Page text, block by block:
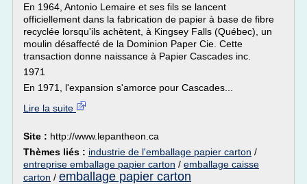
En 1964, Antonio Lemaire et ses fils se lancent
officiellement dans la fabrication de papier à base de fibre
recyclée lorsqu'ils achètent, à Kingsey Falls (Québec), un
moulin désaffecté de la Dominion Paper Cie. Cette
transaction donne naissance à Papier Cascades inc.
1971
En 1971, l'expansion s'amorce pour Cascades...
Lire la suite
Site : http://www.lepantheon.ca
Thèmes liés : industrie de l'emballage papier carton /
entreprise emballage papier carton / emballage caisse
carton / emballage papier carton